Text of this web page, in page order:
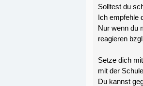
Solltest du
Ich empfehle
Nur wenn du
reagieren
Setze dich
mit der
Du kannst